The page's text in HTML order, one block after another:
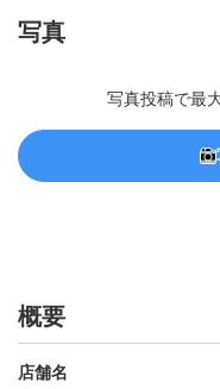
写真
写真投稿で最
概要
店舗名